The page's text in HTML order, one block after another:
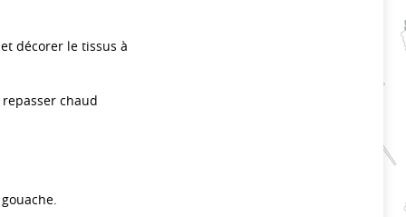
décorer le tissus à
chaud